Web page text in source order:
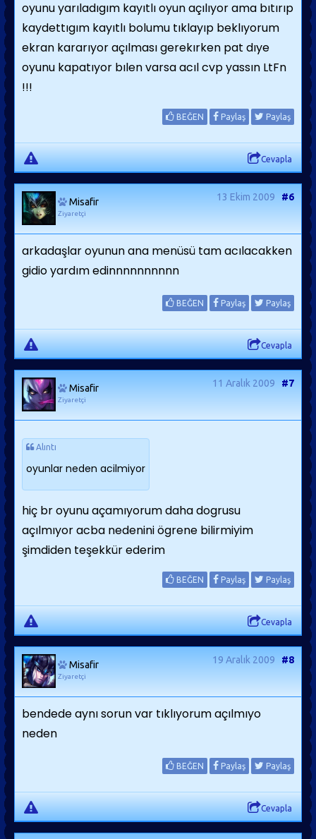
oyunu yarıladıgım kayıtlı oyun açılıyor ama bıtırıp
kaydettıgım kayıtlı bolumu tıklayıp beklıyorum
ekran kararıyor açılması gerekırken pat dıye
oyunu kapatıyor bılen varsa acıl cvp yassın LtFn
!!!
BEĞEN Paylaş Paylaş
Cevapla
Misafir
Ziyaretçi
13 Ekim 2009 #6
arkadaşlar oyunun ana menüsü tam acılacakken
gidio yardım edinnnnnnnnnn
BEĞEN Paylaş Paylaş
Cevapla
Misafir
Ziyaretçi
11 Aralık 2009 #7
Alıntı
oyunlar neden acilmiyor
hiç br oyunu açamıyorum daha dogrusu
açılmıyor acba nedenini ögrene bilirmiyim
şimdiden teşekkür ederim
BEĞEN Paylaş Paylaş
Cevapla
Misafir
Ziyaretçi
19 Aralık 2009 #8
bendede aynı sorun var tıklıyorum açılmıyo
neden
BEĞEN Paylaş Paylaş
Cevapla